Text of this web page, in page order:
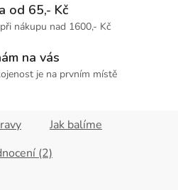
od 65,- Kč
nákupu nad 1600,- Kč
na vás
je na prvním místě
Jak balíme
(2)